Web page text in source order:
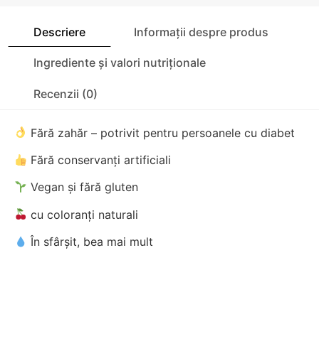
Descriere Informații despre produs
Ingrediente și valori nutriționale
Recenzii (0)
Fără zahăr – potrivit pentru persoanele cu diabet
Fără conservanți artificiali
Vegan și fără gluten
cu coloranți naturali
În sfârșit, bea mai mult